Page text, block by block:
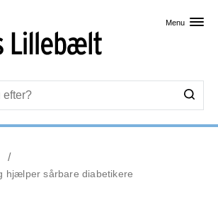
Menu
hjælper sårbare diabetikere